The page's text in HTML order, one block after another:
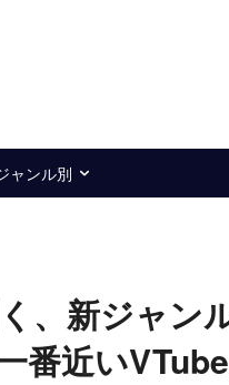
ャンル別
、新ジャン
番近い